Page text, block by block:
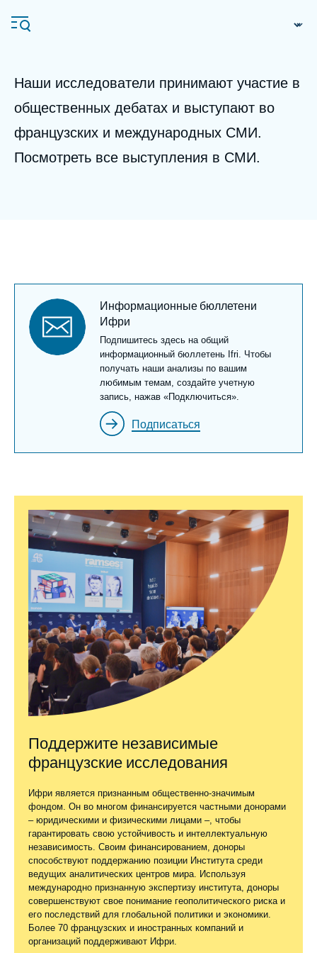
основному
principale
Ifri
Поддержать Ифри
Body
Наши исследователи принимают участие в
общественных дебатах и выступают во
французских и международных СМИ.
Посмотреть все выступления в СМИ.
Titre
newsletter
Информационные бюллетени
Ифри
Texte
Newsletter
Подпишитесь здесь на общий
информационный бюллетень Ifri. Чтобы
получать наши анализы по вашим
любимым темам, создайте учетную
запись, нажав «Подключиться».
Подписаться
Поддержите независимые
французские исследования
Ифри является признанным общественно-значимым
фондом. Он во многом финансируется частными донорами
– юридическими и физическими лицами –, чтобы
гарантировать свою устойчивость и интеллектуальную
независимость. Своим финансированием, доноры
способствуют поддержанию позиции Института среди
ведущих аналитических центров мира. Используя
международно признанную экспертизу института, доноры
совершенствуют свое понимание геополитического риска и
его последствий для глобальной политики и экономики.
Более 70 французских и иностранных компаний и
организаций поддерживают Ифри.